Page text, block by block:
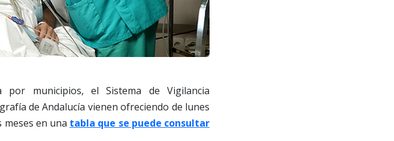
municipios, el Sistema de Vigilancia
de Andalucía vienen ofreciendo de lunes
en una tabla que se puede consultar